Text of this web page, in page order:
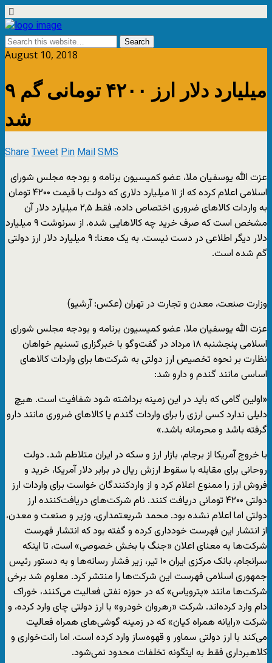
August 10, 2018
۹ میلیارد دلار ارز ۴۲۰۰ تومانی گم
شد
ShareTweetPinMailSMS
عزت الله یوسفیان ملا، عضو کمیسیون برنامه و بودجه مجلس شورای
اسلامی اعلام کرده که از ۱۱ میلیارد دلاری که دولت با قیمت ۴۲۰۰ تومان
به واردات کالاهای ضروری اختصاص داده، فقط ۲,۵ میلیارد دلار آن
مشخص است که صرف خرید چه کالاهایی شده. از سرنوشت ۹ میلیارد
دلار دیگر اطلاعی در دست نیست. به یک معنا: ۹ میلیارد دلار ارز دولتی
گم شده است.
وزارت صنعت، معدن و تجارت در تهران (عکس: آرشیو)
عزت الله یوسفیان ملا، عضو کمیسیون برنامه و بودجه مجلس شورای
اسلامی پنجشنبه ۱۸ مرداد در گفت‌وگو با خبرگزاری تسنیم خواهان
نظارت بر نحوه تخصیص ارز دولتی به شرکت‌ها برای واردات کالاهای
اساسی مانند گندم و دارو شد:
«اولین گامی که باید در این زمینه برداشته شود شفافیت است. هیچ
دلیلی ندارد کسی ارزی را برای واردات گندم یا کالاهای ضروری مانند دارو
گرفته باشد و محرمانه باشد.»
با خروج آمریکا از برجام، بازار ارز و سکه در ایران متلاطم شد. دولت
روحانی برای مقابله با سقوط ارزش ریال در برابر دلار آمریکا، خرید و
فروش ارز را ممنوع اعلام کرد و از واردکنندگان خواست برای واردات ارز
دولتی ۴۲۰۰ تومانی دریافت کنند. نام شرکت‌های دریافت‌کننده ارز
دولتی اما اعلام نشده بود. محمد شریعتمداری، وزیر و صنعت و معدن،
از انتشار این فهرست خودداری کرده و گفته بود که انتشار فهرست
شرکت‌ها به معنای اعلان «جنگ با بخش خصوصی» است، تا اینکه
سرانجام، بانک مرکزی ایران ۱۰ تیر، زیر فشار رسانه‌ها و به دستور رئیس
جمهوری اسلامی فهرست این شرکت‌ها را منتشر کرد. معلوم شد برخی
شرکت‌‌ها مانند «پترویاس» که در حوزه نفتی فعالیت می‌کنند، خوراک
دام وارد کرده‌‌‌اند. شرکت «رهروان خودرو» با ارز دولتی چای وارد کرده، و
شرکت «رایانه همراه کیان» که در زمینه گوشی‌های همراه فعالیت
می‌کند با ارز دولتی سماور و قهوه‌‌ساز وارد کرده است. اما رانت‌خواری و
کلاهبرداری فقط به اینگونه تخلفات محدود نمی‌شود.